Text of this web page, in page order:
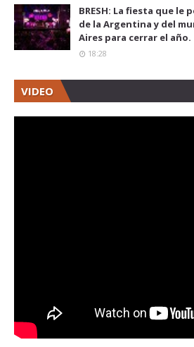
BRESH: La fiesta que le
de la Argentina y del
Aires para cerrar el año.
18:28
VIDEO